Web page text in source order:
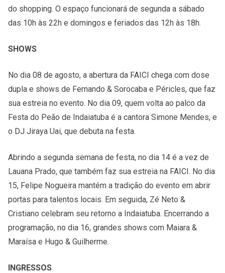
do shopping. O espaço funcionará de segunda a sábado
das 10h às 22h e domingos e feriados das 12h às 18h.
SHOWS
No dia 08 de agosto, a abertura da FAICI chega com dose
dupla e shows de Fernando & Sorocaba e Péricles, que faz
sua estreia no evento. No dia 09, quem volta ao palco da
Festa do Peão de Indaiatuba é a cantora Simone Mendes, e
o DJ Jiraya Uai, que debuta na festa.
Abrindo a segunda semana de festa, no dia 14 é a vez de
Lauana Prado, que também faz sua estreia na FAICI. No dia
15, Felipe Nogueira mantém a tradição do evento em abrir
portas para talentos locais. Em seguida, Zé Neto &
Cristiano celebram seu retorno a Indaiatuba. Encerrando a
programação, no dia 16, grandes shows com Maiara &
Maraísa e Hugo & Guilherme.
INGRESSOS